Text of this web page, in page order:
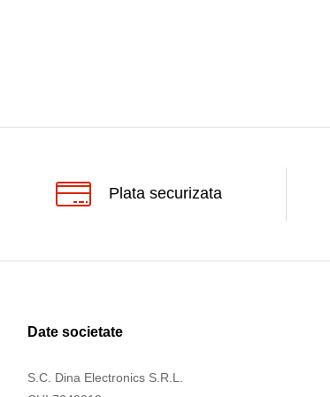
Plata securizata
Date societate
S.C. Dina Electronics S.R.L.